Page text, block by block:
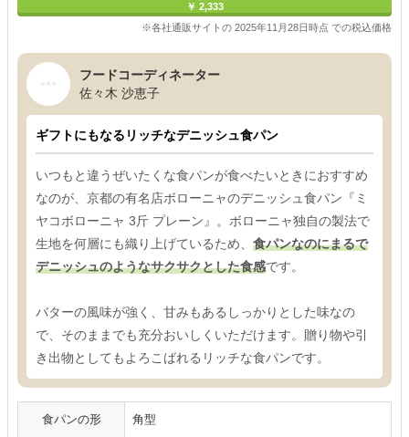
￥ 2,333
※各社通販サイトの 2025年11月28日時点 での税込価格
フードコーディネーター
佐々木 沙恵子
ギフトにもなるリッチなデニッシュ食パン
いつもと違うぜいたくな食パンが食べたいときにおすすめ
なのが、京都の有名店ボローニャのデニッシュ食パン『ミ
ヤコボローニャ 3斤 プレーン』。ボローニャ独自の製法で
生地を何層にも織り上げているため、 食パンなのにまるで
デニッシュのようなサクサクとした食感です。
バターの風味が強く、甘みもあるしっかりとした味なの
で、そのままでも充分おいしくいただけます。贈り物や引
き出物としてもよろこばれるリッチな食パンです。
食パンの形 角型